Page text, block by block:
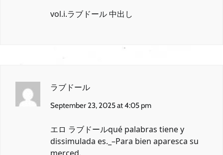
vol.i.ラブドール 中出し
ラブドール
September 23, 2025 at 4:05 pm
エロ ラブドールqué palabras tiene y
dissimulada es._–Para bien aparesca su